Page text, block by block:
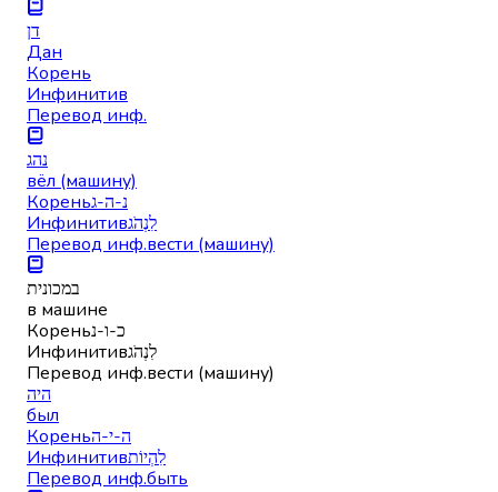
דן
Дан
Корень
Инфинитив
Перевод инф.
נהג
вёл (машину)
Кореньנ-ה-ג
Инфинитивלִנְהֹג
Перевод инф.вести (машину)
במכונית
в машине
Кореньכ-ו-נ
Инфинитивלִנְהֹג
Перевод инф.вести (машину)
היה
был
Кореньה-י-ה
Инфинитивלִהְיוֹת
Перевод инф.быть